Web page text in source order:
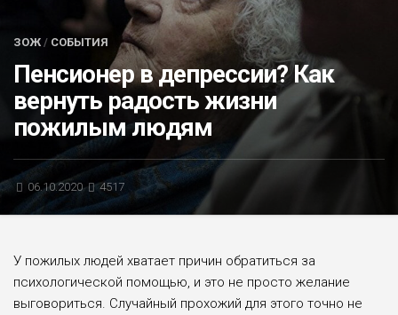
БЛИЦ-ОПРОС
АФИША
ЗОЖ / СОБЫТИЯ
Пенсионер в депрессии? Как
вернуть радость жизни
пожилым людям
06.10.2020 4517
У пожилых людей хватает причин обратиться за
психологической помощью, и это не просто желание
выговориться. Случайный прохожий для этого точно не